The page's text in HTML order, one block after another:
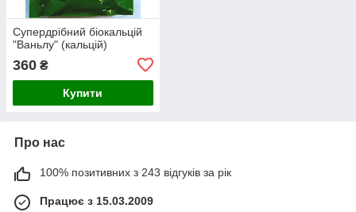
Супердрібний біокальцій
"Ваньлу" (кальцій)
360 ₴
Купити
Про нас
100% позитивних з 243 відгуків за рік
Працює з 15.03.2009